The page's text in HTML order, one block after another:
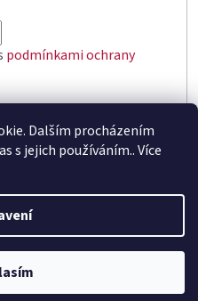
Dalším procházením
s jejich používáním.. Více
podmínkami ochrany
Shoptet
. Všechna práva